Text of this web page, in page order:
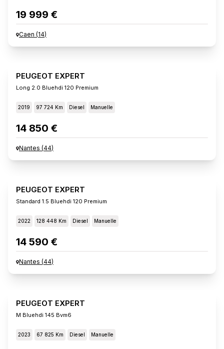
19 999 €
Caen (14)
PEUGEOT EXPERT
Long 2.0 Bluehdi 120 Premium
2019 97 724 Km Diesel Manuelle
14 850 €
Nantes (44)
PEUGEOT EXPERT
Standard 1.5 Bluehdi 120 Premium
2022 128 448 Km Diesel Manuelle
14 590 €
Nantes (44)
PEUGEOT EXPERT
M Bluehdi 145 Bvm6
2023 67 825 Km Diesel Manuelle